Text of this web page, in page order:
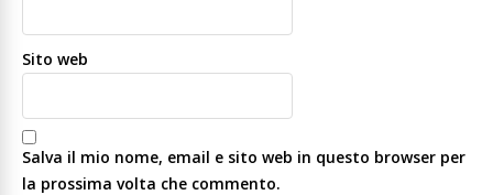
Sito web
Salva il mio nome, email e sito web in questo browser per
la prossima volta che commento.